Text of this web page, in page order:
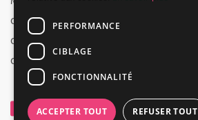
CGV
CGU
Contact
PERFORMANCE
CIBLAGE
FONCTIONNALITÉ
ACCEPTER TOUT REFUSER TOUT